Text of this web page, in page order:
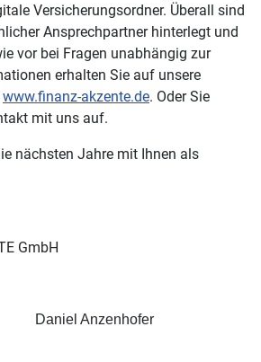
Versicherungsordner. Überall sind
Ansprechpartner hinterlegt und
vor bei Fragen unabhängig zur
erhalten Sie auf unsere
www.finanz-akzente.de. Oder Sie
mit uns auf.
nächsten Jahre mit Ihnen als
GmbH
Daniel Anzenhofer